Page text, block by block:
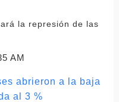
la represión de las
AM
abrieron a la baja
al 3 %